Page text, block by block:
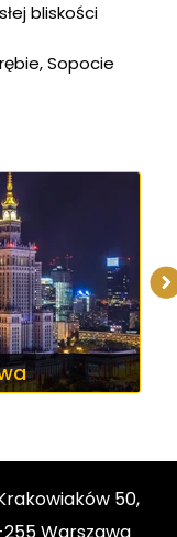
bliskości
Sopocie
50,